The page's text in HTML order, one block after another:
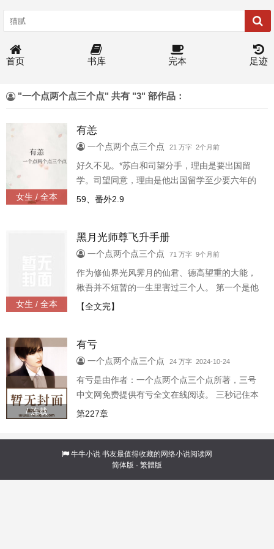
首页 书库 完本 足迹
"一个点两个点三个点" 共有 "3" 部作品：
女生 / 全本
有恙
一个点两个点三个点 21 万字 2个月前
好久不见。*苏白和司望分手，理由是要出国留
学。司望同意，理由是他出国留学至少要六年的
时间才回来。“六年之后，我估计孩子都能抱俩
回国，他和司望共同的朋友谈起司望，叹息说这
人都快三十了，还跟个小孩似的，没半点结婚的
念头。“六年抱俩？”苏白抽.走司望指间的烟卷。
司望缓缓呼出一口气：“没办法，不孕不育。”*说
59、番外2.9
女生 / 全本
黑月光师尊飞升手册
一个点两个点三个点 71 万字 9个月前
作为修仙界光风霁月的仙君、德高望重的大能，
楸吾并不短暂的一生里害过三个人。 第一个是他
的师尊。 他将师尊的灵根挖出，而后剥皮剜心、
师兄坠入魔道，被修仙界联合围困，关入镇魔塔
内，百年不见天日。 第三个便是他的徒弟，他亲
手养大的孩子。 他将徒弟养成宗门天骄，随后在
徒弟最倾慕他的时候，夺去了徒弟的灵根，令徒
【全文完】
/ 连载
有亏
一个点两个点三个点 24 万字 2024-10-24
有亏是由作者：一个点两个点三个点所著，三号
中文网免费提供有亏全文在线阅读。 三秒记住本
站：三号中文网 网址：www.3hzw.com 有亏
第227章
牛牛小说 书友最值得收藏的网络小说阅读网
简体版 · 繁體版